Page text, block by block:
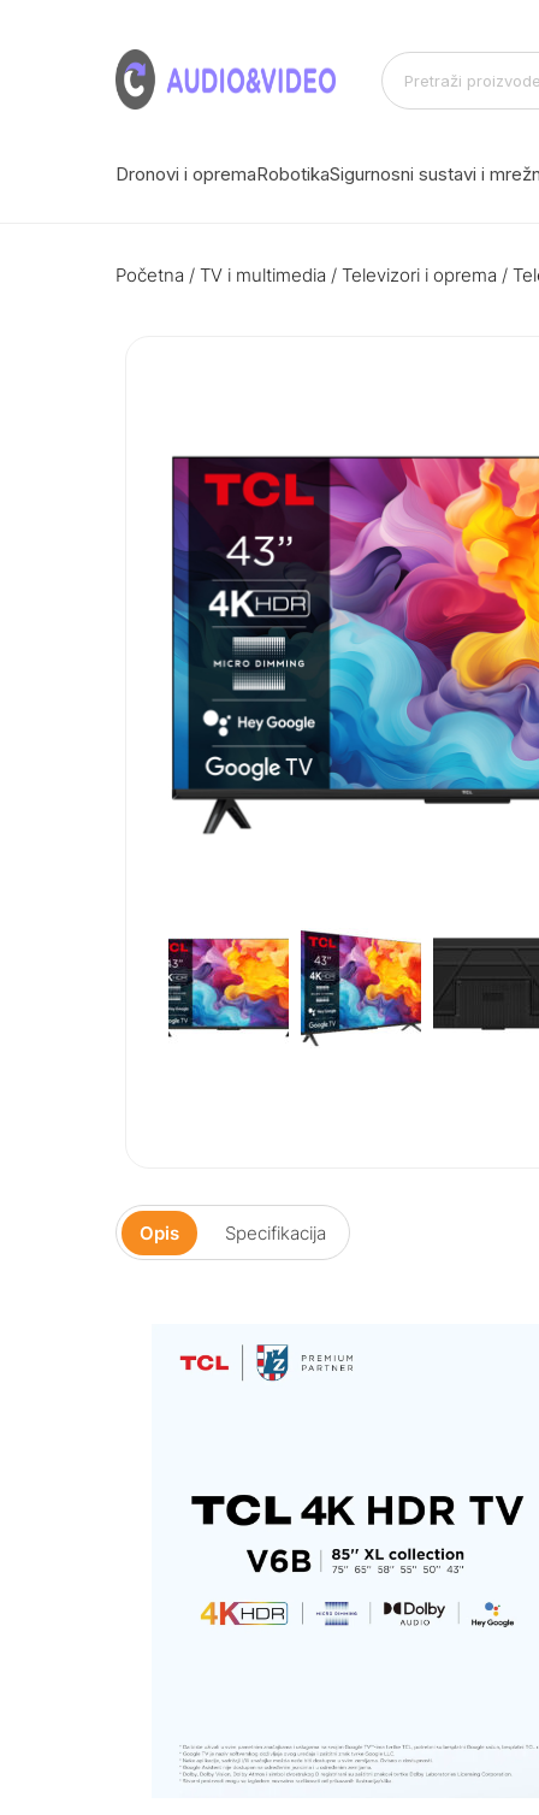
Dronovi i opremaRobotikaSigurnosni sustavi i
Početna / TV i multimedia / Televizori i oprema /
Opis Specifikacija